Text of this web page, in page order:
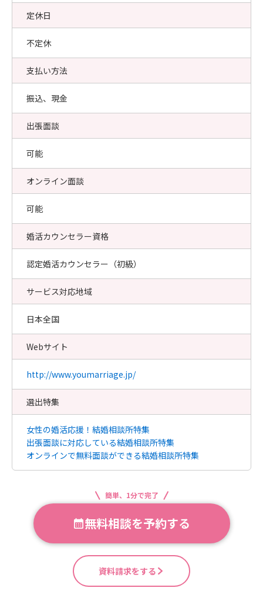
定休日
不定休
支払い方法
振込、現金
出張面談
可能
オンライン面談
可能
婚活カウンセラー資格
認定婚活カウンセラー（初級）
サービス対応地域
日本全国
Webサイト
http://www.youmarriage.jp/
選出特集
女性の婚活応援！結婚相談所特集
出張面談に対応している結婚相談所特集
オンラインで無料面談ができる結婚相談所特集
簡単、1分で完了
無料相談を予約する
資料請求をする